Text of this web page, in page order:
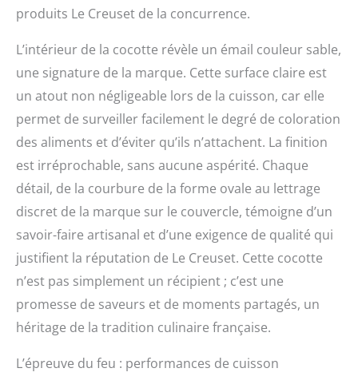
la conservation des
des aliments.<P> La
nouvelle cocotte gagne
encore en technicité avec
un nouvel émail intérieur
renforcé, spécialement
élaboré pour mieux
résister aux affres du
temps (salissures,
ternissement, rayures). Il
ne s’altère pas sous
alimentaires, résiste
mieux aux chocs
thermiques et se nettoie
plus facilement.<P> Les
cocottes offrent des
poignées ergonomiques
rapport aux précédentes
produits Le Creuset de la concurrence.
L’intérieur de la cocotte révèle un émail couleur sable,
une signature de la marque. Cette surface claire est
un atout non négligeable lors de la cuisson, car elle
permet de surveiller facilement le degré de coloration
des aliments et d’éviter qu’ils n’attachent. La finition
est irréprochable, sans aucune aspérité. Chaque
détail, de la courbure de la forme ovale au lettrage
discret de la marque sur le couvercle, témoigne d’un
savoir-faire artisanal et d’une exigence de qualité qui
justifient la réputation de Le Creuset. Cette cocotte
n’est pas simplement un récipient ; c’est une
promesse de saveurs et de moments partagés, un
héritage de la tradition culinaire française.
L’épreuve du feu : performances de cuisson